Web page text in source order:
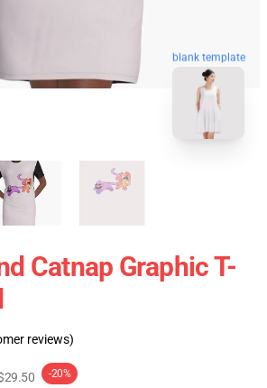
blank template
Catnap Graphic T-
reviews)
-20%